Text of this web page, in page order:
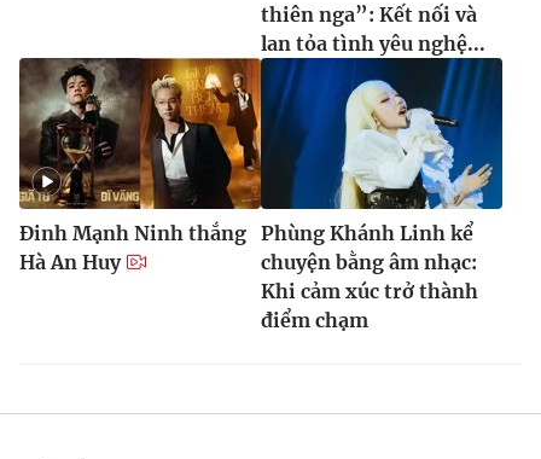
thiên nga”: Kết nối và
lan tỏa tình yêu nghệ...
Đinh Mạnh Ninh thắng
Hà An Huy
Phùng Khánh Linh kể
chuyện bằng âm nhạc:
Khi cảm xúc trở thành
điểm chạm